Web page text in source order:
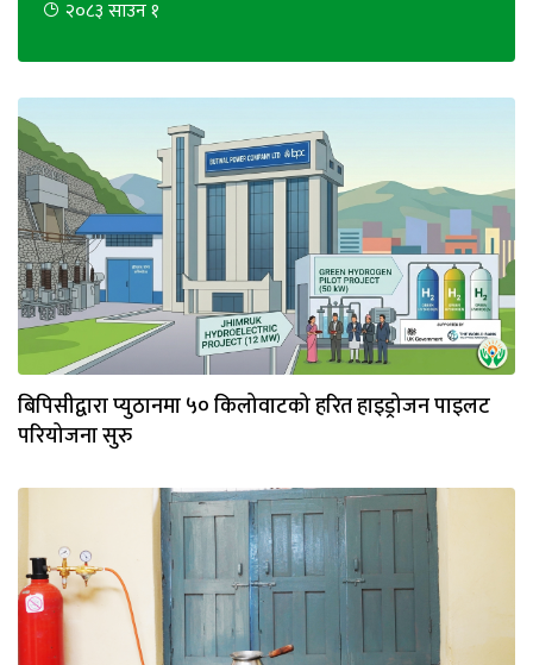
छापा
खोज
प्रोफाइल
ऊर्जा
विशेष
२०८३ साउन १
बिपिसीद्वारा प्युठानमा ५० किलोवाटको हरित हाइड्रोजन पाइलट
परियोजना सुरु